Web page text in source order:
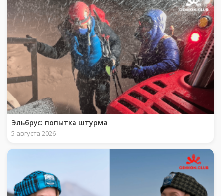
Эльбрус: попытка штурма
5 августа 2026